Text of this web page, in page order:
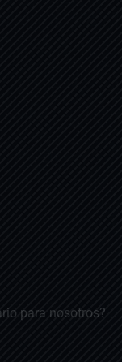
para nosotros?